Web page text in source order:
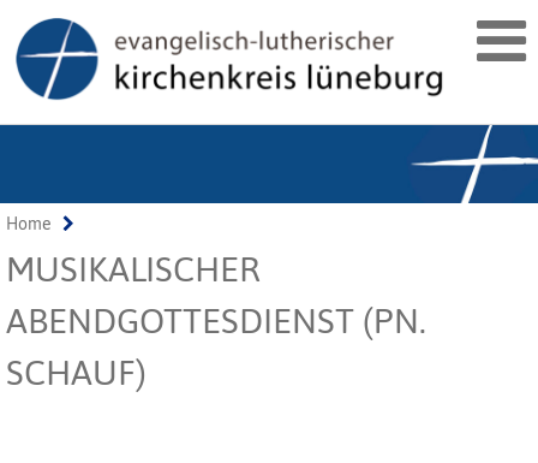
Home
MUSIKALISCHER
ABENDGOTTESDIENST (PN.
SCHAUF)